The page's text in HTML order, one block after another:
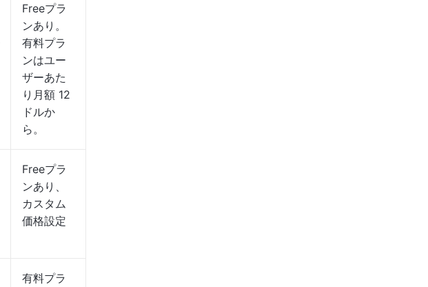
Freeプラ
ンあり。
有料プラ
ンはユー
ザーあた
り月額 12
ドルか
ら。
Freeプラ
ンあり、
カスタム
価格設定
有料プラ